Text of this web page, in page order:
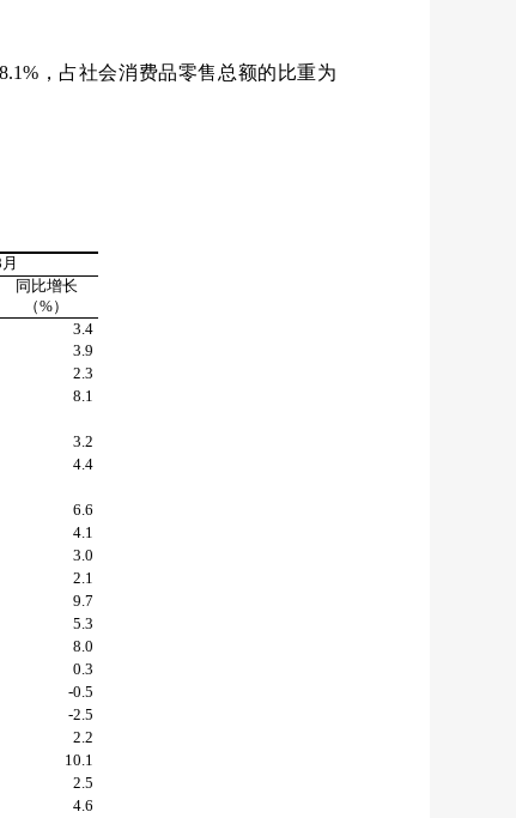
8.1%，占社会消费品零售总额的比重为
月
同比增长
（%）
3.4
3.9
2.3
8.1
3.2
4.4
6.6
4.1
3.0
2.1
9.7
5.3
8.0
0.3
-0.5
-2.5
2.2
10.1
2.5
4.6